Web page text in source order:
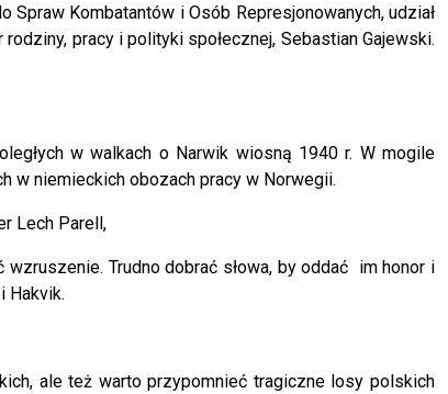
Kombatantów i Osób Represjonowanych, udział
pracy i polityki społecznej, Sebastian Gajewski.
w walkach o Narwik wiosną 1940 r. W mogile
w niemieckich obozach pracy w Norwegii.
Lech Parell,
Trudno dobrać słowa, by oddać im honor i
Hakvik.
ale też warto przypomnieć tragiczne losy polskich